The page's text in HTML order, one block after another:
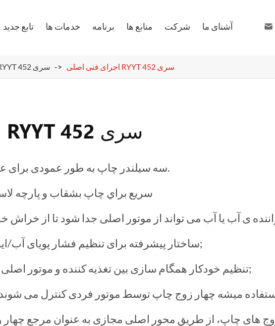
تابع جدید خدمات ها برنامه منابع ها شرکت آشنای ما 
RYYT 452 سری اجرای فنی اصلی RYYT 452 سری
اجرای فنی اصلی RYYT 452 سری
سه سیلندر چاپ به طور عمودی برای عملیات ساده ترتیب می شود.
سريع براي چاپ بشقاب و پارچه
ساختار پیشرفته برای تنظیم فشار پویای آب/اینک رولر راحت عمل می کند;
تنظیم خودکار همگام سازی بین تغذیه کننده و موتور اصلی با عملیات آسان دکمه فشار;
های چاپ، از طریق محور اصلی مجازی به عنوان مرجع چهار